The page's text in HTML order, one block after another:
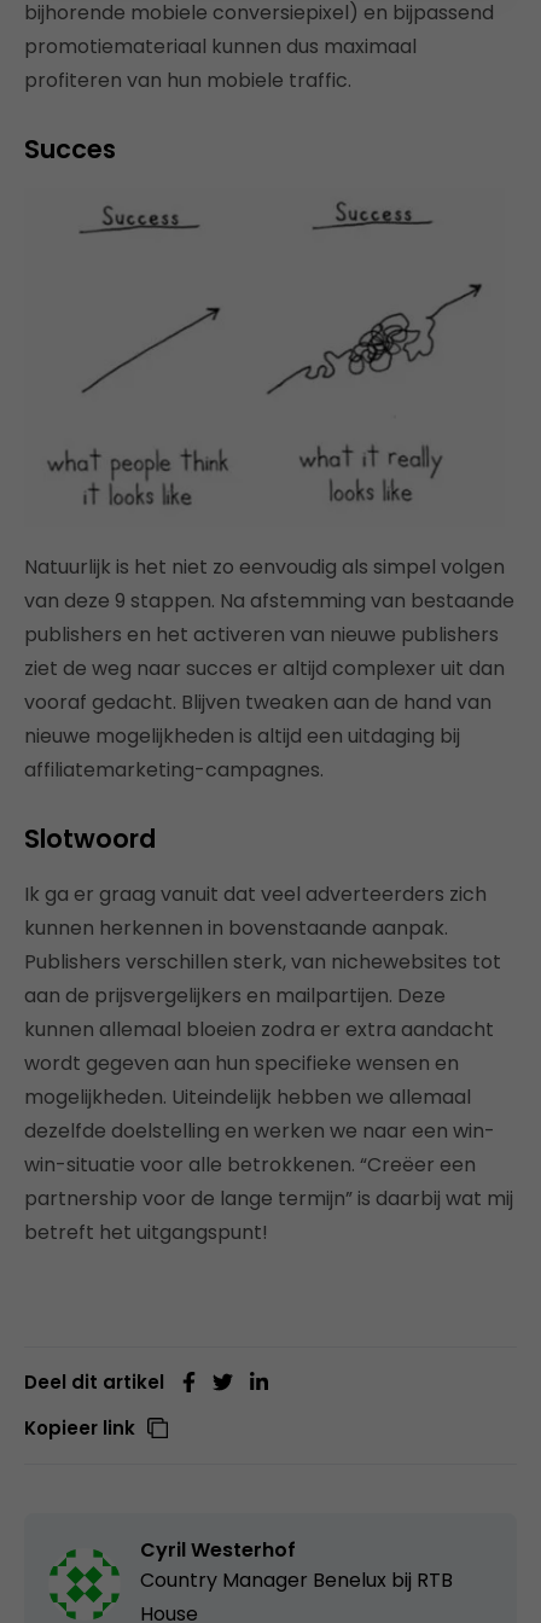
bijhorende mobiele conversiepixel) en bijpassend
promotiemateriaal kunnen dus maximaal
profiteren van hun mobiele traffic.
Succes
Natuurlijk is het niet zo eenvoudig als simpel volgen
van deze 9 stappen. Na afstemming van bestaande
publishers en het activeren van nieuwe publishers
ziet de weg naar succes er altijd complexer uit dan
vooraf gedacht. Blijven tweaken aan de hand van
nieuwe mogelijkheden is altijd een uitdaging bij
affiliatemarketing-campagnes.
Slotwoord
Ik ga er graag vanuit dat veel adverteerders zich
kunnen herkennen in bovenstaande aanpak.
Publishers verschillen sterk, van nichewebsites tot
aan de prijsvergelijkers en mailpartijen. Deze
kunnen allemaal bloeien zodra er extra aandacht
wordt gegeven aan hun specifieke wensen en
mogelijkheden. Uiteindelijk hebben we allemaal
dezelfde doelstelling en werken we naar een win-
win-situatie voor alle betrokkenen. “Creëer een
partnership voor de lange termijn” is daarbij wat mij
betreft het uitgangspunt!
Deel dit artikel
Kopieer link
Cyril Westerhof
Country Manager Benelux bij RTB
House